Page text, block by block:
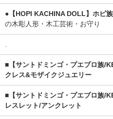
●【HOPI KACHINA DOLL】ホピ
の木彫人形・木工芸術・お守り
.
■【サントドミンゴ・プエブロ族/
クレス&モザイクジュエリー
■【サントドミンゴ・プエブロ族/
レスレット/アンクレット